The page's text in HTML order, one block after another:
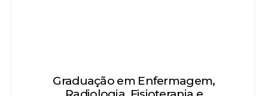
Técnico em Enfermagem